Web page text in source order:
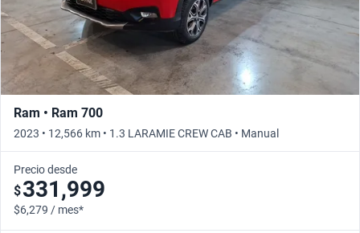
Ram • Ram 700
2023 • 12,566 km • 1.3 LARAMIE CREW CAB • Manual
Precio desde
$331,999
$6,279 / mes*